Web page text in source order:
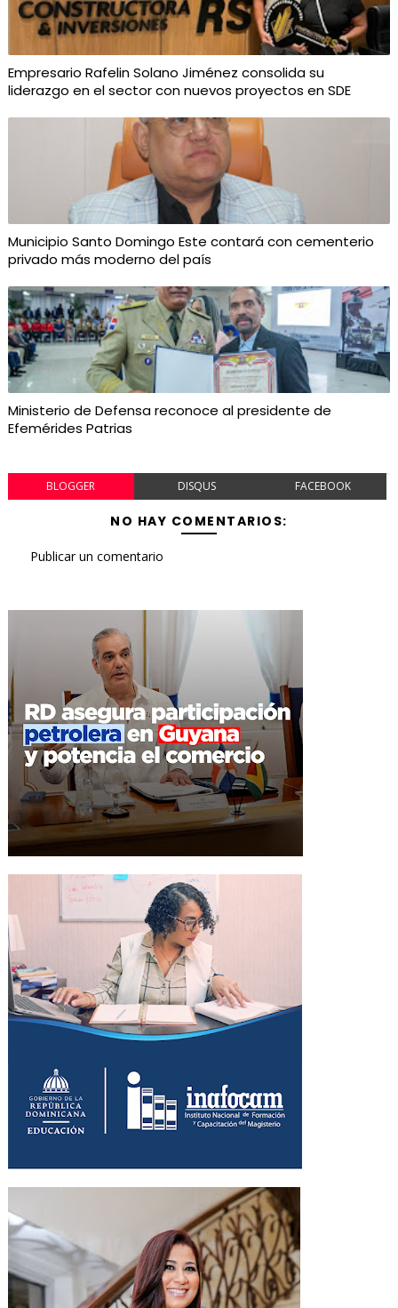
Empresario Rafelin Solano Jiménez consolida su
liderazgo en el sector con nuevos proyectos en SDE
Municipio Santo Domingo Este contará con cementerio
privado más moderno del país
Ministerio de Defensa reconoce al presidente de
Efemérides Patrias
BLOGGER DISQUS FACEBOOK
NO HAY COMENTARIOS:
Publicar un comentario